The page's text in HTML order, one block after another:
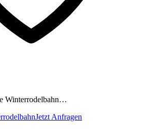
Winterrodelbahn…
Jetzt Anfragen